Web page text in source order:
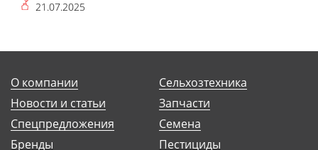
21.07.2025
О компании
Новости и статьи
Спецпредложения
Бренды
Сельхозтехника
Запчасти
Семена
Пестициды